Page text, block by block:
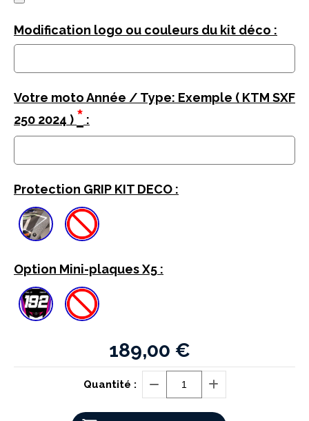
Modification logo ou couleurs du kit déco :
Votre moto Année / Type: Exemple ( KTM SXF
250 2024 ) * :
Protection GRIP KIT DECO :
Option Mini-plaques X5 :
189,00 €
Quantité :